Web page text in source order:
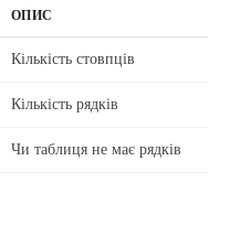
ОПИС
Кількість стовпців
Кількість рядків
Чи таблиця не має рядків